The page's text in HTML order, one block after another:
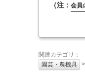
（注： 会員
関連カテゴリ：
園芸・農機具
>